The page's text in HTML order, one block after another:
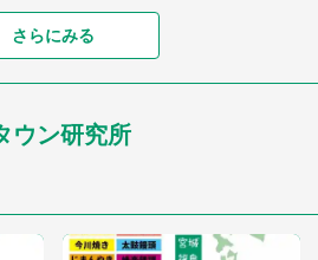
1歳息子の〝店頭駄々こね〟の内容に1.
「お菓子売り場ならまだしも...」「ハ
角すぎる猫、激写される 「これもう
の私は新幹線で大パニック。隣席の青
さらにみる
ウン研究所